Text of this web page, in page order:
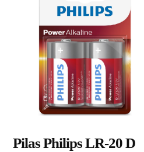
Pilas Philips LR-20 D